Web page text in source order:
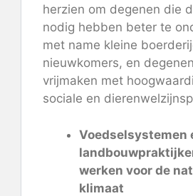
herzien om degenen die
nodig hebben beter te
met name kleine
nieuwkomers, en
vrijmaken met
sociale en
Voedselsystemen
werken voor de
klimaat